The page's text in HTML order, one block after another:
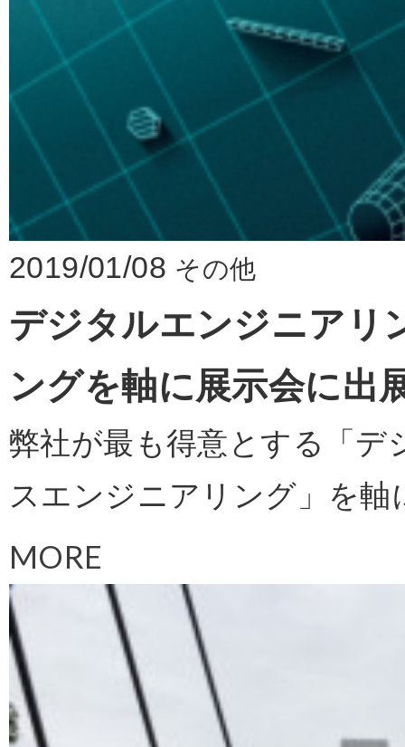
2019/01/08 その他
デジタルエンジニアリ
ングを軸に展示会に出
弊社が最も得意とする「
スエンジニアリング」を
MORE